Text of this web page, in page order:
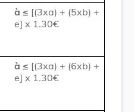
à ≤ [(3xa) + (5xb) +
e] x 1.30€
à ≤ [(3xa) + (6xb) +
e] x 1.30€